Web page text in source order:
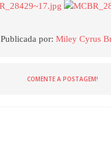
Publicada por:Miley Cyrus
COMENTE A POSTAGEM!